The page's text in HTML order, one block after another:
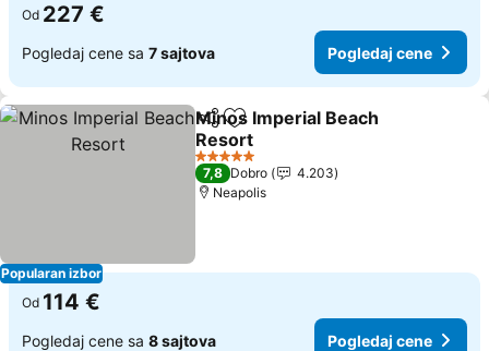
Od 227 €
Pogledaj cene sa 7 sajtova Pogledaj cene
Popularan izbor
Deli Dodati u favorite
Minos Imperial Beach
Resort
5 Zvezdice
7,8 Dobro
4.203
Neapolis
Od 114 €
Pogledaj cene sa 8 sajtova Pogledaj cene